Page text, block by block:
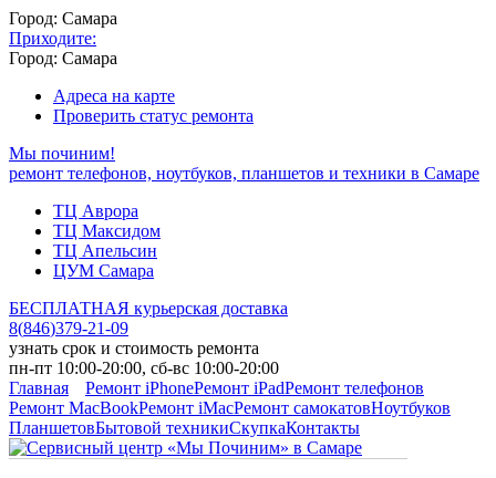
Город: Самара
Приходите:
Город: Самара
Адреса на карте
Проверить статус ремонта
Мы починим!
ремонт телефонов, ноутбуков, планшетов и техники в Самаре
ТЦ Аврора
ТЦ Максидом
ТЦ Апельсин
ЦУМ Самара
БЕСПЛАТНАЯ курьерская доставка
8(846)379-21-09
узнать срок и стоимость ремонта
пн-пт 10:00-20:00, сб-вс 10:00-20:00
Главная
Ремонт iPhoneРемонт iPadРемонт телефонов
Ремонт MacBookРемонт iMacРемонт самокатовНоутбуков
ПланшетовБытовой техникиСкупкаКонтакты